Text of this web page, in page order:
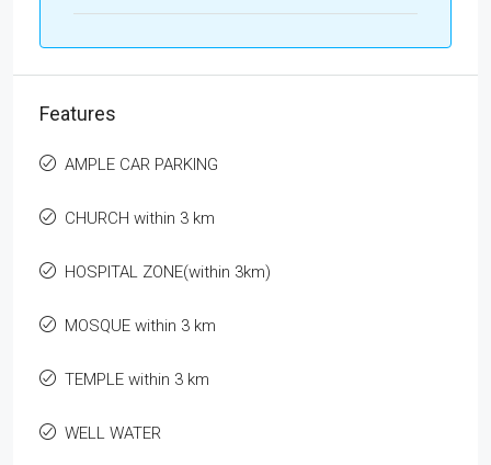
Features
AMPLE CAR PARKING
CHURCH within 3 km
HOSPITAL ZONE(within 3km)
MOSQUE within 3 km
TEMPLE within 3 km
WELL WATER